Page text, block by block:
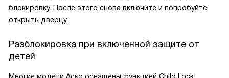
блокировку. После этого снова включите и попробуйте
открыть дверцу.
Разблокировка при включенной защите от
детей
Многие модели Аско оснащены функцией Child Lock,